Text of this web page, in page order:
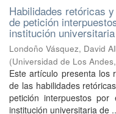
Habilidades retóricas
de petición
institución
Londoño Vásquez, David
(Universidad de Los Andes,
Este artículo presenta los
de las habilidades
petición interpuestos
institución universitaria de